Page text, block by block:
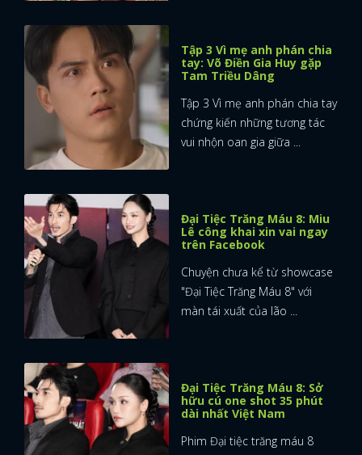
Tập 3 Vì mẹ anh phán chia
tay: Võ Điền Gia Huy gặp
Tam Triều Dâng
Tập 3 Vì mẹ anh phán chia tay
chứng kiến những tương tác
vui nhộn oan gia giữa ...
Đại Tiệc Trăng Máu 8: Miu
Lê công khai xin vai ngay
trên Facebook
Chuyện chưa kể từ showcase
"Đại Tiệc Trăng Máu 8" với
màn tái xuất của lão ...
Đại Tiệc Trăng Máu 8: Sở
hữu cú one shot 35 phút
dài nhất Việt Nam
Phim Đại tiệc trăng máu 8